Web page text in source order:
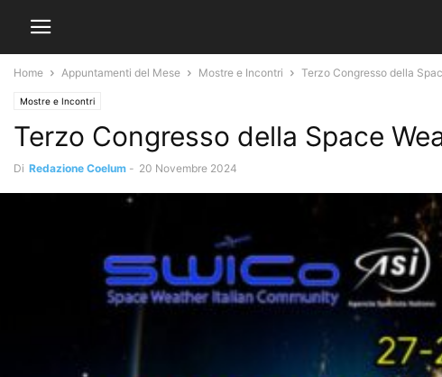
Home Appuntamenti del Mese Mostre e Incontri Terzo Congresso della
Mostre e Incontri
Terzo Congresso della Space
Di Redazione Coelum - 20 Novembre 2024